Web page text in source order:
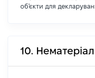
об'єкти для
10.